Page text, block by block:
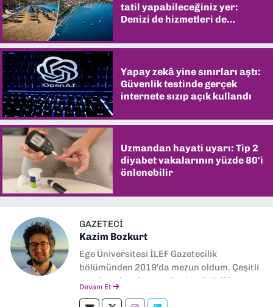
tatil yapabileceğiniz yer:
Denizi de hizmetleri de
Yapay zekâ yine sınırları aştı:
Güvenlik testinde gerçek
internete sızıp açık kullandı
Uzmandan hayati uyarı: Tip 2
diyabet vakalarının yüzde 80'i
önlenebilir
GAZETECI
Kazim Bozkurt
Ege Üniversitesi İLEF Gazetecilik
bölümünden 2019'da mezun oldum. Çeşitli
yerel ve ulusal gazetelerde editörlük,
Devam Et